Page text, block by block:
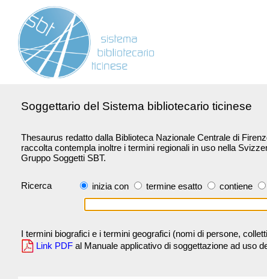
Soggettario del Sistema bibliotecario ticinese
Thesaurus redatto dalla Biblioteca Nazionale Centrale di
raccolta contempla inoltre i termini regionali in uso nella
Gruppo Soggetti SBT.
Ricerca inizia con termine esatto contiene
I termini biografici e i termini geografici (nomi di persone,
Link PDF al Manuale applicativo di soggettazione ad uso